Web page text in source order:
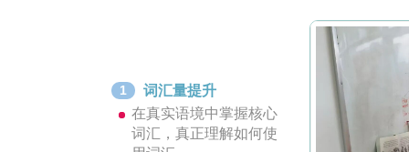
1
词汇量提升
在真实语境中掌握核心
词汇，真正理解如何使